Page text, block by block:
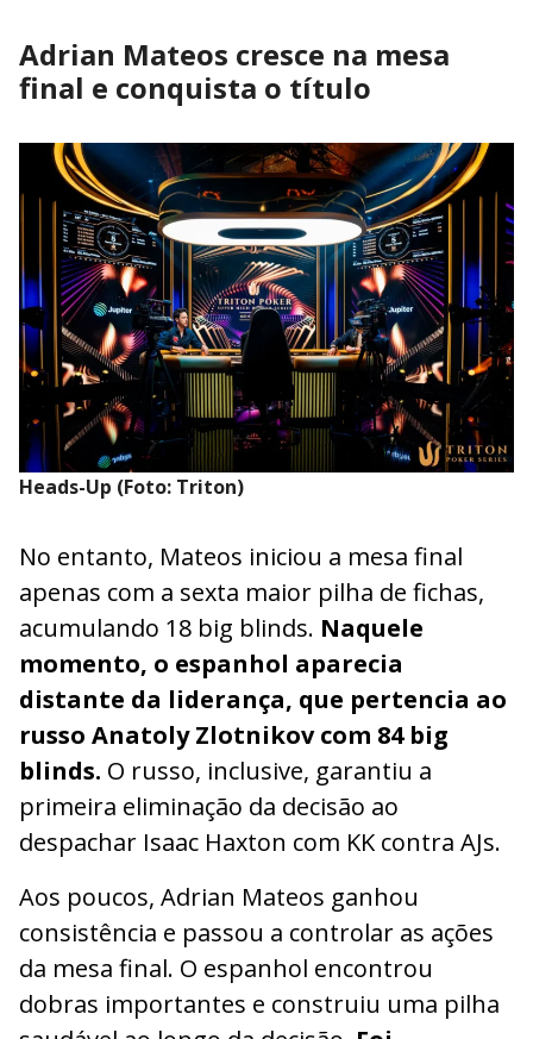
Adrian Mateos cresce na mesa
final e conquista o título
Heads-Up (Foto: Triton)
No entanto, Mateos iniciou a mesa final
apenas com a sexta maior pilha de fichas,
acumulando 18 big blinds. Naquele
momento, o espanhol aparecia
distante da liderança, que pertencia ao
russo Anatoly Zlotnikov com 84 big
blinds. O russo, inclusive, garantiu a
primeira eliminação da decisão ao
despachar Isaac Haxton com KK contra AJs.
Aos poucos, Adrian Mateos ganhou
consistência e passou a controlar as ações
da mesa final. O espanhol encontrou
dobras importantes e construiu uma pilha